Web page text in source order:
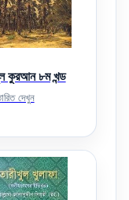
কুরআন ৮ম খন্ড
দেখুন